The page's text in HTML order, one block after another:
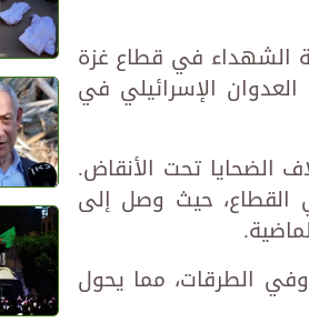
الشهداء في قطاع غزة
العدوان الإسرائيلي في
في حين لا يزال آلاف الضحايا تحت الأنقاض.
القطاع، حيث وصل إلى
الطرقات، مما يحول